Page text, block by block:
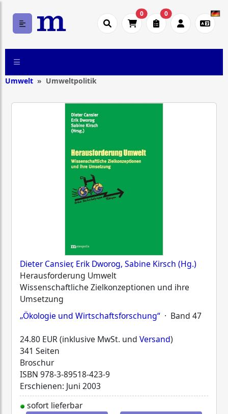
0 0
Umwelt Umweltpolitik
Dieter Cansier, Erik Dworog, Sabine Kirsch (Hg.)
Herausforderung Umwelt
Wissenschaftliche Zielkonzeptionen und ihre
Umsetzung
„Ökologie und Wirtschaftsforschung“ · Band 47
24.80 EUR (inklusive MwSt. und Versand)
341 Seiten
Broschur
ISBN 978-3-89518-423-9
Erschienen: Juni 2003
sofort lieferbar